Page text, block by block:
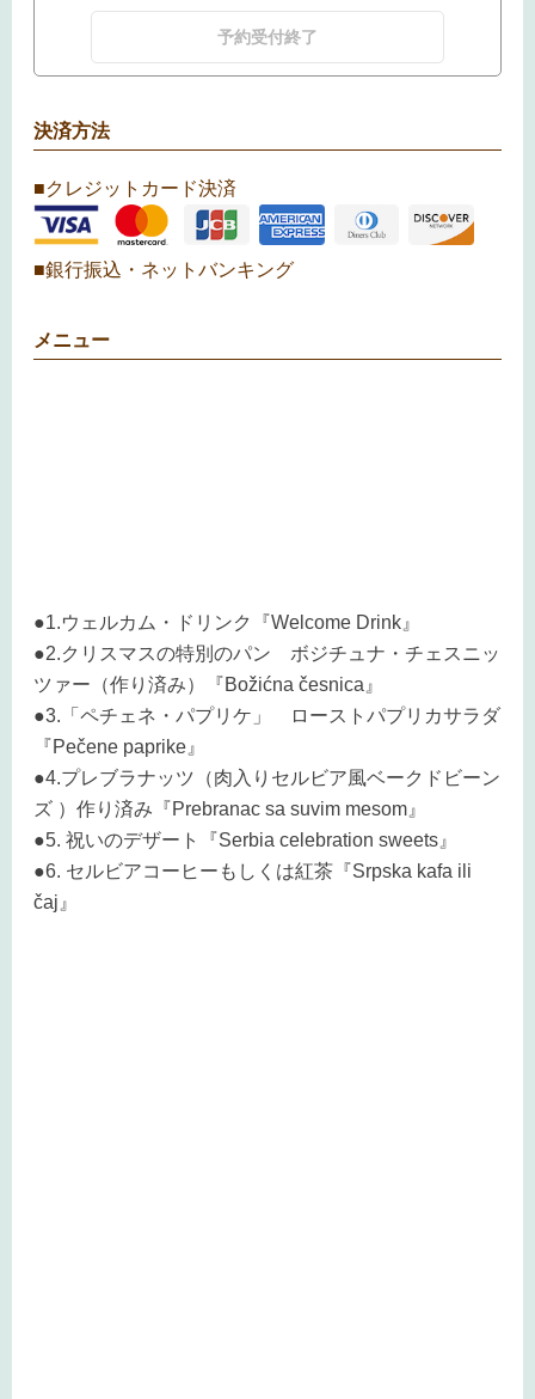
予約受付終了
決済方法
■クレジットカード決済
■銀行振込・ネットバンキング
メニュー
●1.ウェルカム・ドリンク『Welcome Drink』
●2.クリスマスの特別のパン ボジチュナ・チェスニッ
ツァー（作り済み）『Božićna česnica』
●3.「ペチェネ・パプリケ」 ローストパプリカサラダ
『Pečene paprike』
●4.プレブラナッツ（肉入りセルビア風ベークドビーン
ズ ）作り済み『Prebranac sa suvim mesom』
●5. 祝いのデザート『Serbia celebration sweets』
●6. セルビアコーヒーもしくは紅茶『Srpska kafa ili
čaj』